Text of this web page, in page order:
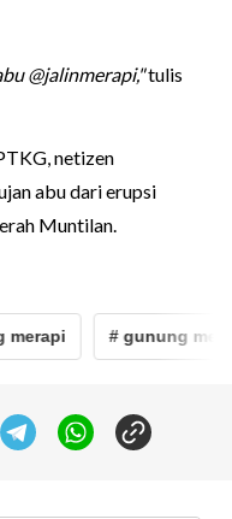
@jalinmerapi,"tulis
netizen
abu dari erupsi
Muntilan.
# gunung